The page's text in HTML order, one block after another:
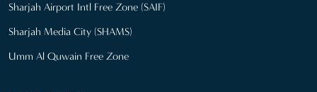
Sharjah Airport Intl Free Zone (SAIF)
Sharjah Media City (SHAMS)
Umm Al Quwain Free Zone